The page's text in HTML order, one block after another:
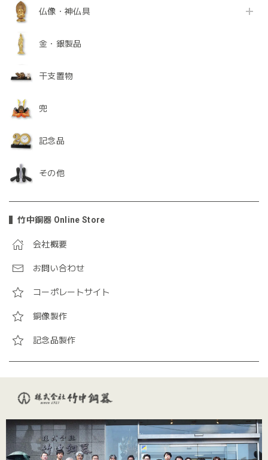
仏像・神仏具
金・銀製品
干支置物
兜
記念品
その他
竹中銅器 Online Store
会社概要
お問い合わせ
コーポレートサイト
銅像製作
記念品製作